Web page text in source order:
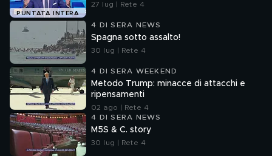
PUNTATA INTERA
27 lug | Rete 4
4 DI SERA NEWS
Spagna sotto assalto!
30 lug | Rete 4
4 DI SERA WEEKEND
Metodo Trump: minacce di attacchi e
ripensamenti
02 ago | Rete 4
4 DI SERA NEWS
M5S & C. story
30 lug | Rete 4